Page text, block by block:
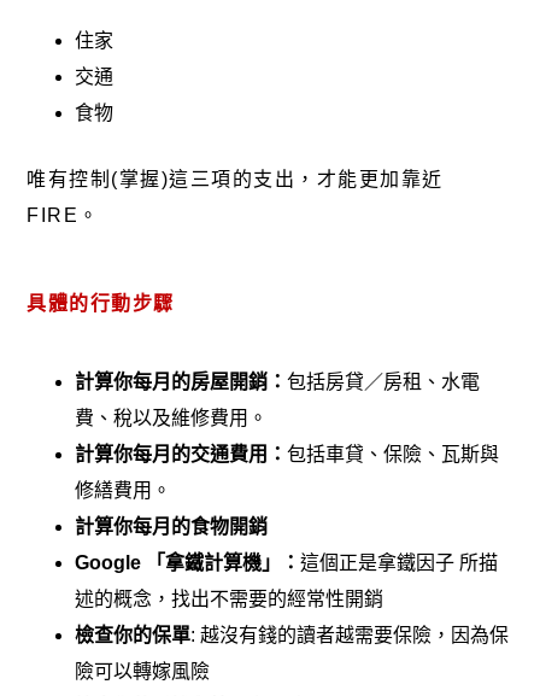
住家
交通
食物
唯有控制(掌握)這三項的支出，才能更加靠近
FIRE。
具體的行動步驟
計算你每月的房屋開銷：包括房貸／房租、水電
費、稅以及維修費用。
計算你每月的交通費用：包括車貸、保險、瓦斯與
修繕費用。
計算你每月的食物開銷
Google
「拿鐵計算機」：這個正是拿鐵因子 所描
述的概念，找出不需要的經常性開銷
檢查你的保單: 越沒有錢的讀者越需要保險，因為保
險可以轉嫁風險